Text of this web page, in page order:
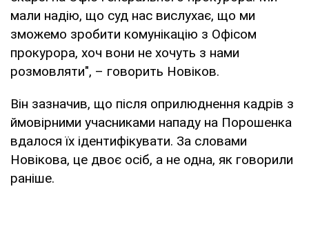
мали надію, що суд нас вислухає, що ми
зможемо зробити комунікацію з Офісом
прокурора, хоч вони не хочуть з нами
розмовляти", – говорить Новіков.
Він зазначив, що після оприлюднення кадрів з
ймовірними учасниками нападу на Порошенка
вдалося їх ідентифікувати. За словами
Новікова, це двоє осіб, а не одна, як говорили
раніше.